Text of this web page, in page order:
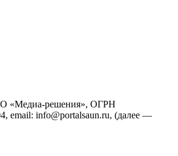
«Медиа-решения», ОГРН
email: info@portalsaun.ru, (далее —